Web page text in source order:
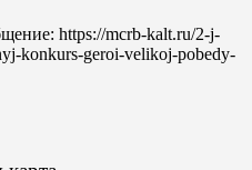
https://mcrb-kalt.ru/2-j-
konkurs-geroi-velikoj-pobedy-